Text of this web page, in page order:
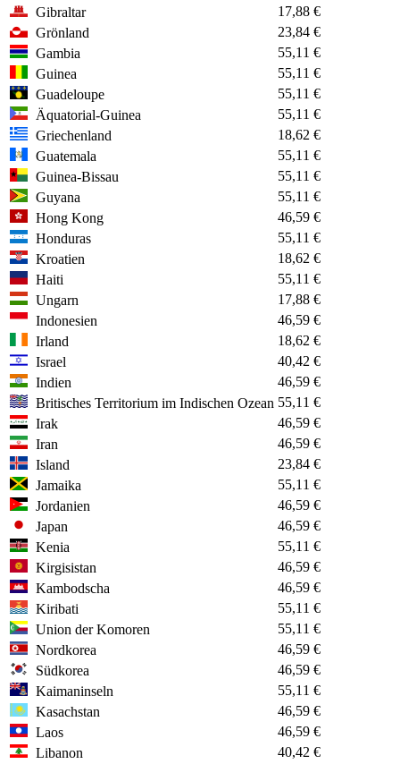
Gibraltar
17,88 €
Grönland
23,84 €
Gambia
55,11 €
Guinea
55,11 €
Guadeloupe
55,11 €
Äquatorial-Guinea
55,11 €
Griechenland
18,62 €
Guatemala
55,11 €
Guinea-Bissau
55,11 €
Guyana
55,11 €
Hong Kong
46,59 €
Honduras
55,11 €
Kroatien
18,62 €
Haiti
55,11 €
Ungarn
17,88 €
Indonesien
46,59 €
Irland
18,62 €
Israel
40,42 €
Indien
46,59 €
Britisches Territorium im Indischen Ozean 55,11 €
Irak
46,59 €
Iran
46,59 €
Island
23,84 €
Jamaika
55,11 €
Jordanien
46,59 €
Japan
46,59 €
Kenia
55,11 €
Kirgisistan
46,59 €
Kambodscha
46,59 €
Kiribati
55,11 €
Union der Komoren
55,11 €
Nordkorea
46,59 €
Südkorea
46,59 €
Kaimaninseln
55,11 €
Kasachstan
46,59 €
Laos
46,59 €
Libanon
40,42 €